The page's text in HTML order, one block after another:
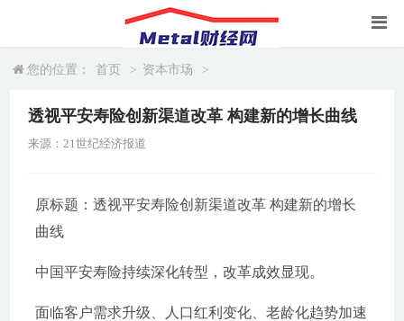
您的位置： 首页 > 资本市场 >
透视平安寿险创新渠道改革 构建新的增长曲线
来源：21世纪经济报道
原标题：透视平安寿险创新渠道改革 构建新的增长
曲线
中国平安寿险持续深化转型，改革成效显现。
面临客户需求升级、人口红利变化、老龄化趋势加速